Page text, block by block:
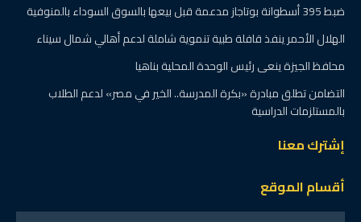
ضبط 395 أسطوانة بوتاجاز مدعمة قبل بيعها بالسوق السوداء بالمنوفية
الهلال الأحمر ينفذ قافلة طبية تنموية شاملة لدعم أهالي شمال سيناء
محافظ الجيزة ينعى رئيس الوحدة المحلية بناهيا
التضامن تطلق مبادرة «بكرة المدرسة.. الخير في مصر» لدعم الطلاب
بالمستلزمات الدراسية
إشترك معنا
أقسام الموقع